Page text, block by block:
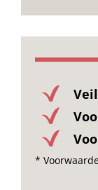
*